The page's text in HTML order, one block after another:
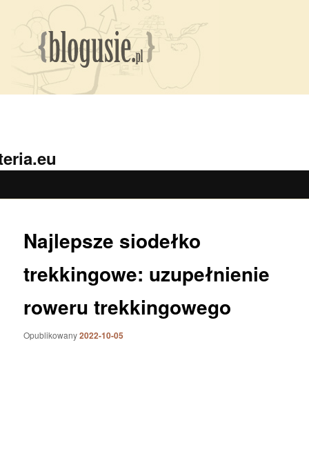
Najlepsze siodełko
trekkingowe: uzupełnienie
roweru trekkingowego
Opublikowany2022-10-05